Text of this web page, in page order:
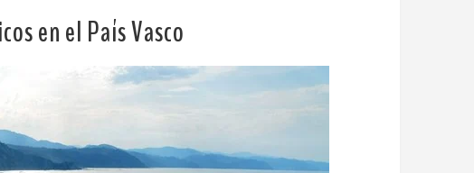
en el País Vasco